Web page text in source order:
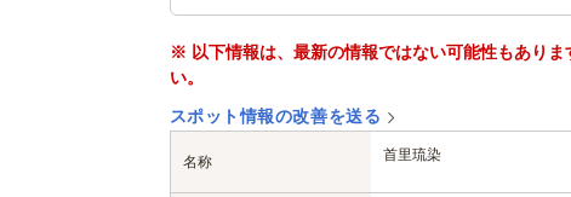
※ 以下情報は、最新の情報ではない可能性もあり
い。
スポット情報の改善を送る
名称 首里琉染